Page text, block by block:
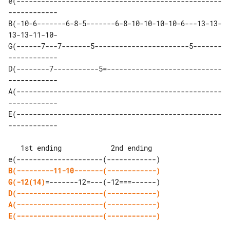
------------
B(-10-6-------6-8-5-------6-8-10-10-10-10-6---13-13-
13-13-11-10-
G(------7---7-------5-----------------------5-------
------------
D(--------7-----------5=----------------------------
------------
A(--------------------------------------------------
------------
E(--------------------------------------------------
------------
B(---------11-10-------(------------)
G(-12(14)
D(---------------------(------------)
A(---------------------(------------)
E(---------------------(------------)